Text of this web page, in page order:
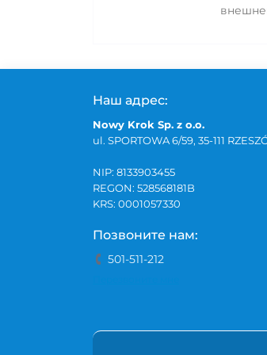
Наш адрес:
Nowy Krok Sp. z o.o.
ul. SPORTOWA 6/59, 35-111
NIP: 8133903455
REGON: 528568181B
KRS: 0001057330
Позвоните нам:
501-511-212